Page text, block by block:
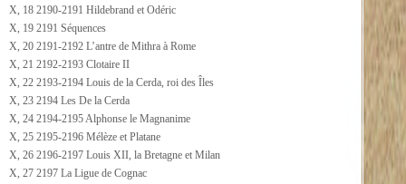
X, 18 2190-2191 Hildebrand et Odéric
X, 19 2191 Séquences
X, 20 2191-2192 L’antre de Mithra à Rome
X, 21 2192-2193 Clotaire II
X, 22 2193-2194 Louis de la Cerda, roi des Îles
X, 23 2194 Les De la Cerda
X, 24 2194-2195 Alphonse le Magnanime
X, 25 2195-2196 Mélèze et Platane
X, 26 2196-2197 Louis XII, la Bretagne et Milan
X, 27 2197 La Ligue de Cognac